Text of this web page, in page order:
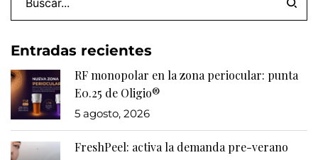
Entradas recientes
RF monopolar en la zona periocular: punta
E0.25 de Oligio®
5 agosto, 2026
FreshPeel: activa la demanda pre-verano